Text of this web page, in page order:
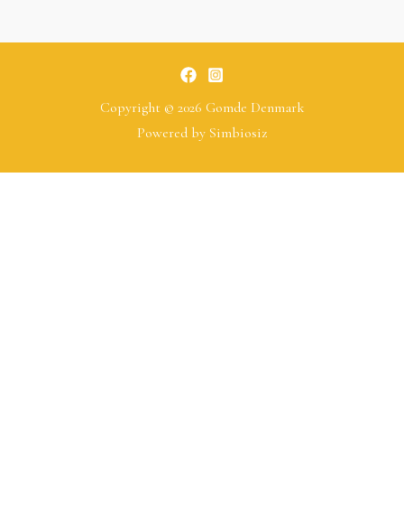
Copyright © 2026 Gomde Denmark
Powered by Simbiosiz